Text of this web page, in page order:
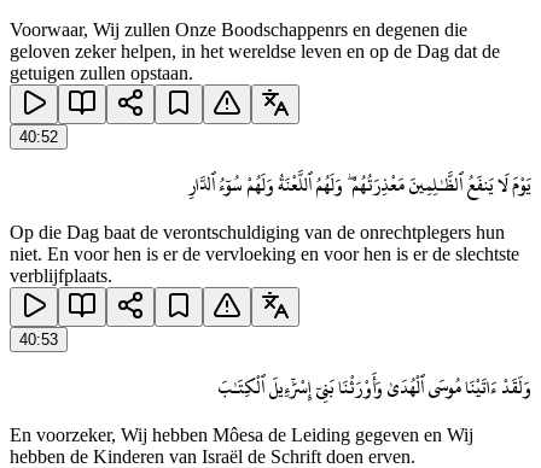
Voorwaar, Wij zullen Onze Boodschappenrs en degenen die
geloven zeker helpen, in het wereldse leven en op de Dag dat de
getuigen zullen opstaan.
40:52
يَوْمَ لَا يَنفَعُ ٱلظَّـٰلِمِينَ مَعْذِرَتُهُمْ ۖ وَلَهُمُ ٱللَّعْنَةُ وَلَهُمْ سُوٓءُ ٱلدَّارِ
Op die Dag baat de verontschuldiging van de onrechtplegers hun
niet. En voor hen is er de vervloeking en voor hen is er de slechtste
verblijfplaats.
40:53
وَلَقَدْ ءَاتَيْنَا مُوسَى ٱلْهُدَىٰ وَأَوْرَثْنَا بَنِىٓ إِسْرَٰٓءِيلَ ٱلْكِتَـٰبَ
En voorzeker, Wij hebben Môesa de Leiding gegeven en Wij
hebben de Kinderen van Israël de Schrift doen erven.